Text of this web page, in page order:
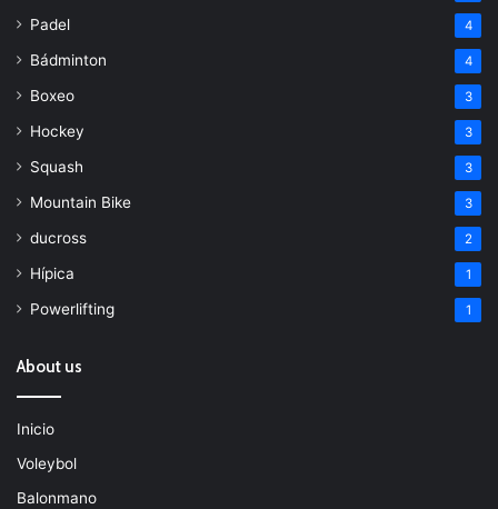
Padel 4
Bádminton 4
Boxeo 3
Hockey 3
Squash 3
Mountain Bike 3
ducross 2
Hípica 1
Powerlifting 1
About us
Inicio
Voleybol
Balonmano